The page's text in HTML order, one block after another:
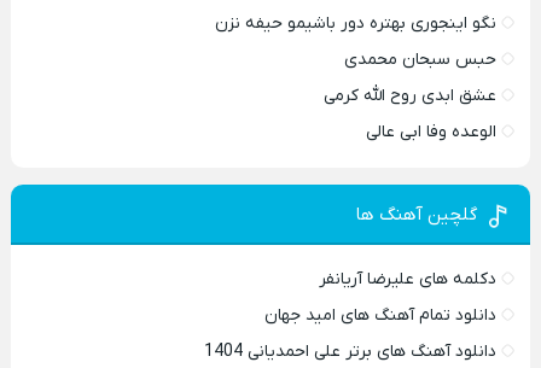
نگو اینجوری بهتره دور باشیمو حیفه نزن
حبس سبحان محمدی
عشق ابدی روح الله کرمی
الوعده وفا ابی عالی
گلچین آهنگ ها
دکلمه های علیرضا آریانفر
دانلود تمام آهنگ های امید جهان
دانلود آهنگ های برتر علی احمدیانی 1404